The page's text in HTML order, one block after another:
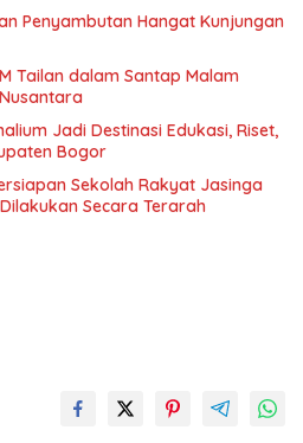
Penyambutan Hangat Kunjungan
Tailan dalam Santap Malam
Jadi Destinasi Edukasi, Riset,
Bogor
Sekolah Rakyat Jasinga
Secara Terarah